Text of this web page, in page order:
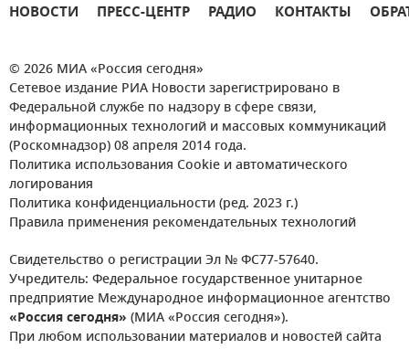
НОВОСТИ ПРЕСС-ЦЕНТР РАДИО КОНТАКТЫ
© 2026 МИА «Россия сегодня»
Сетевое издание РИА Новости зарегистрировано в
Федеральной службе по надзору в сфере связи,
информационных технологий и массовых коммуникаций
(Роскомнадзор) 08 апреля 2014 года.
Политика использования Cookie и автоматического
логирования
Политика конфиденциальности (ред. 2023 г.)
Правила применения рекомендательных технологий
Свидетельство о регистрации Эл № ФС77-57640.
Учредитель: Федеральное государственное унитарное
предприятие Международное информационное агентство
«Россия сегодня» (МИА «Россия сегодня»).
При любом использовании материалов и новостей сайта